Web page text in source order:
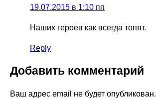
19.07.2015 в 1:10 пп
Наших героев как всегда топят.
Reply
Добавить комментарий
Ваш адрес email не будет опубликован.